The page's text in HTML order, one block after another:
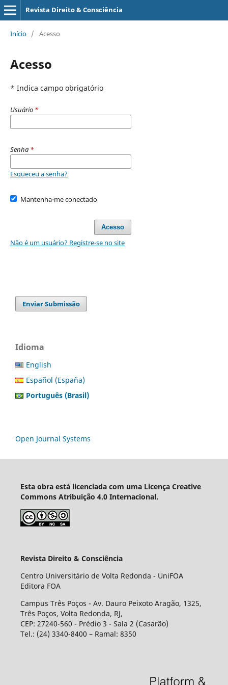
Revista Direito & Consciência
Início / Acesso
Acesso
* Indica campo obrigatório
Usuário *
Senha *
Esqueceu a senha?
Mantenha-me conectado
Acesso
Não é um usuário? Registre-se no site
Enviar Submissão
Idioma
English
Español (España)
Português (Brasil)
Open Journal Systems
Esta obra está licenciada com uma Licença Creative
Commons Atribuição 4.0 Internacional.
Revista Direito & Consciência
Centro Universitário de Volta Redonda - UniFOA
Editora FOA
Campus Três Poços - Av. Dauro Peixoto Aragão, 1325,
Três Poços, Volta Redonda, RJ,
CEP: 27240-560 - Prédio 3 - Sala 2 (Casarão)
Tel.: (24) 3340-8400 – Ramal: 8350